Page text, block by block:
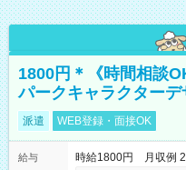
1800円＊《時間相談
パークキャラクター
派遣 WEB登録・面接OK
給与
時給1800円 月収例